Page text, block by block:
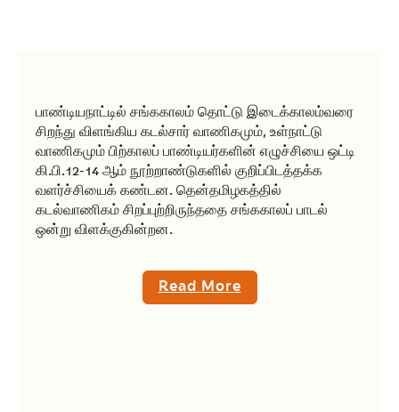
பாண்டியநாட்டில் சங்ககாலம் தொட்டு இடைக்காலம்வரை
சிறந்து விளங்கிய கடல்சார் வாணிகமும், உள்நாட்டு
வாணிகமும் பிற்காலப் பாண்டியர்களின் எழுச்சியை ஒட்டி
கி.பி.12-14 ஆம் நூற்றாண்டுகளில் குறிப்பிடத்தக்க
வளர்ச்சியைக் கண்டன. தென்தமிழகத்தில்
கடல்வாணிகம் சிறப்புற்றிருந்ததை சங்ககாலப் பாடல்
ஒன்று விளக்குகின்றன.
Read More